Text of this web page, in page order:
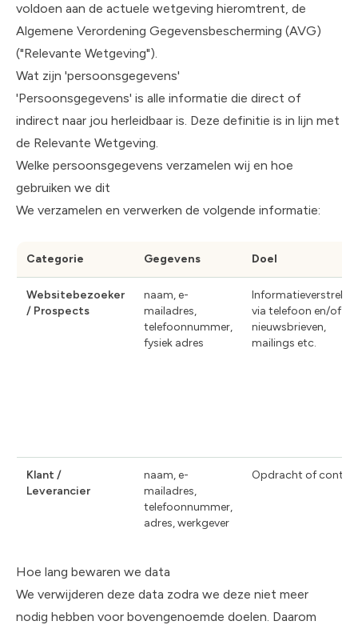
voldoen aan de actuele wetgeving hieromtrent, de
Algemene Verordening Gegevensbescherming (AVG)
("Relevante Wetgeving").
Wat zijn 'persoonsgegevens'
'Persoonsgegevens' is alle informatie die direct of
indirect naar jou herleidbaar is. Deze definitie is in lijn met
de Relevante Wetgeving.
Welke persoonsgegevens verzamelen wij en hoe
gebruiken we dit
We verzamelen en verwerken de volgende informatie:
Categorie Gegevens Doel
Websitebezoeker
/ Prospects
naam, e-
mailadres,
telefoonnummer,
fysiek adres
via telefoon en/of
nieuwsbrieven,
mailings etc.
Klant /
Leverancier
naam, e-
mailadres,
telefoonnummer,
adres, werkgever
Opdracht of
Hoe lang bewaren we data
We verwijderen deze data zodra we deze niet meer
nodig hebben voor bovengenoemde doelen. Daarom